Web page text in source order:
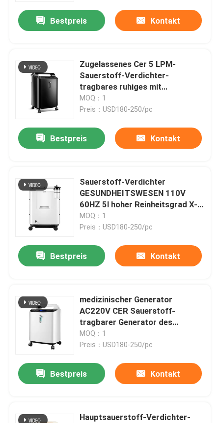
Bestpreis Kontakt
Zugelassenes Cer 5 LPM-
Sauerstoff-Verdichter-
tragbares ruhiges mit
Universalrad
MOQ：1
Preis：USD180-250/pc
Bestpreis Kontakt
Sauerstoff-Verdichter
GESUNDHEITSWESEN 110V
60HZ 5l hoher Reinheitsgrad X-
Y-6S
MOQ：1
Preis：USD180-250/pc
Bestpreis Kontakt
medizinischer Generator
AC220V CER Sauerstoff-
tragbarer Generator des
Sauerstoff-5L
MOQ：1
Preis：USD180-250/pc
Bestpreis Kontakt
Hauptsauerstoff-Verdichter-